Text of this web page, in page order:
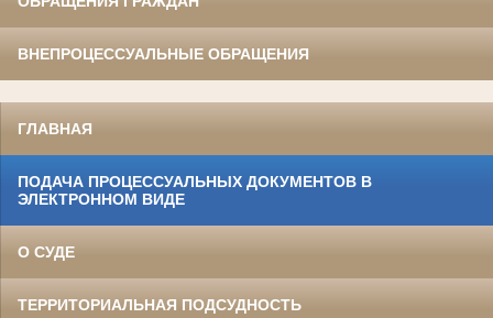
ВНЕПРОЦЕССУАЛЬНЫЕ ОБРАЩЕНИЯ
ГЛАВНАЯ
ПОДАЧА ПРОЦЕССУАЛЬНЫХ ДОКУМЕНТОВ В
ЭЛЕКТРОННОМ ВИДЕ
О СУДЕ
ТЕРРИТОРИАЛЬНАЯ ПОДСУДНОСТЬ